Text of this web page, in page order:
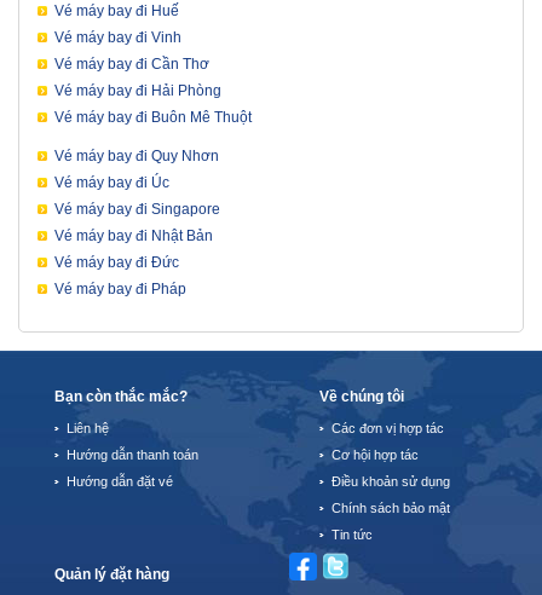
Vé máy bay đi Huế
Vé máy bay đi Vinh
Vé máy bay đi Cần Thơ
Vé máy bay đi Hải Phòng
Vé máy bay đi Buôn Mê Thuột
Vé máy bay đi Quy Nhơn
Vé máy bay đi Úc
Vé máy bay đi Singapore
Vé máy bay đi Nhật Bản
Vé máy bay đi Đức
Vé máy bay đi Pháp
Bạn còn thắc mắc?
Liên hệ
Hướng dẫn thanh toán
Hướng dẫn đặt vé
Về chúng tôi
Các đơn vị hợp tác
Cơ hội hợp tác
Điều khoản sử dụng
Chính sách bảo mật
Tin tức
Quản lý đặt hàng